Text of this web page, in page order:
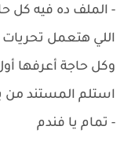
- الملف ده فيه كل
اللي هتعمل
وكل حاجة أعرفها
استلم المستند من
- تمام يا فندم